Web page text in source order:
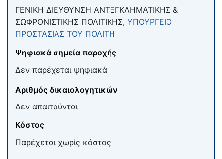
ΓΕΝΙΚΗ ΔΙΕΥΘΥΝΣΗ ΑΝΤΕΓΚΛΗΜΑΤΙΚΗΣ &
ΣΩΦΡΟΝΙΣΤΙΚΗΣ ΠΟΛΙΤΙΚΗΣ, ΥΠΟΥΡΓΕΙΟ
ΠΡΟΣΤΑΣΙΑΣ ΤΟΥ ΠΟΛΙΤΗ
Ψηφιακά σημεία παροχής
Δεν παρέχεται ψηφιακά
Αριθμός δικαιολογητικών
Δεν απαιτούνται
Κόστος
Παρέχεται χωρίς κόστος